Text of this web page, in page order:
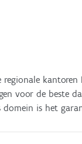
kantoren
voor de beste
is het
developers, een